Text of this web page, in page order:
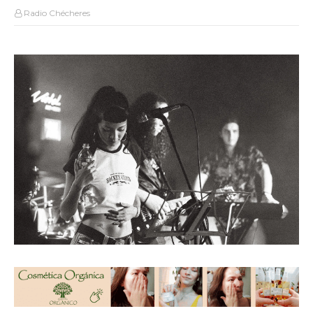
Radio Chécheres